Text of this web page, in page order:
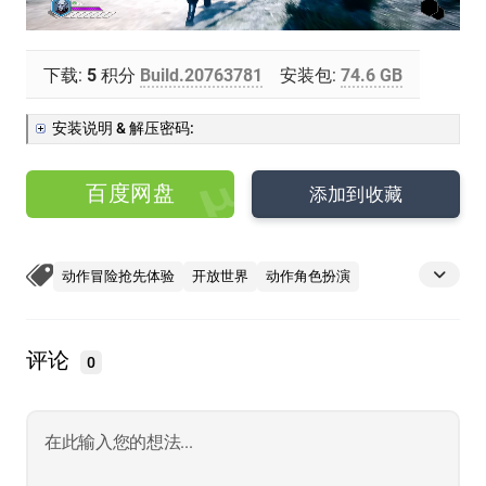
下载: 5 积分 Build.20763781 安装包: 74.6 GB
安装说明 & 解压密码:
百度网盘 添加到收藏
动作冒险抢先体验 开放世界 动作角色扮演
评论 0